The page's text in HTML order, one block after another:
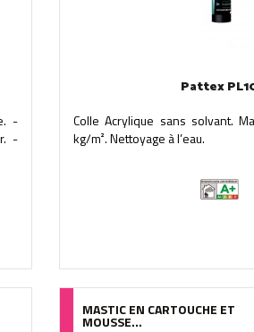
-
-
Pattex
Colle Acrylique sans solvant.
kg/m². Nettoyage à l’eau.
MASTIC EN CARTOUCHE ET
MOUSSE...